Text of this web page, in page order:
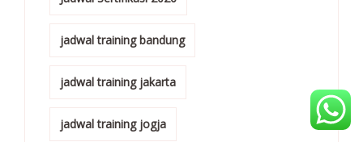
jadwal training bandung
jadwal training jakarta
jadwal training jogja